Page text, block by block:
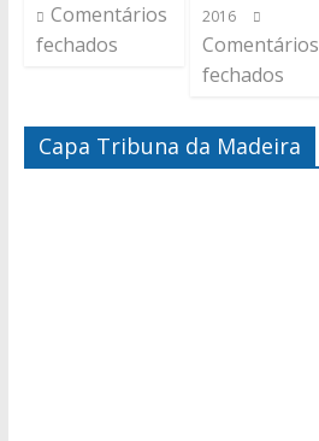
Comentários
fechados
2016
Comentários
fechados
Capa Tribuna da Madeira